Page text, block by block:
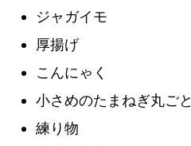
ジャガイモ
厚揚げ
こんにゃく
小さめのたまねぎ丸ごと
練り物